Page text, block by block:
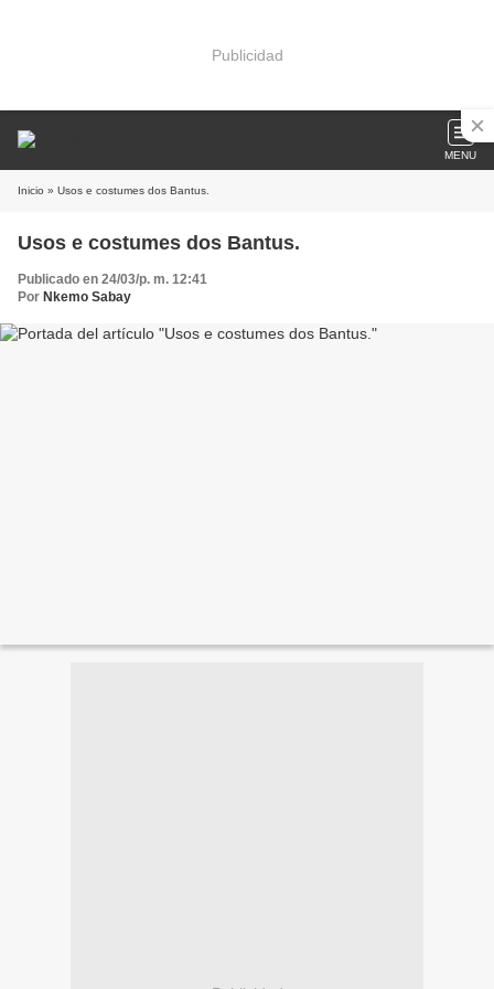
Publicidad
MENU
Inicio » Usos e costumes dos Bantus.
Usos e costumes dos Bantus.
Publicado en 24/03/p. m. 12:41
Por Nkemo Sabay